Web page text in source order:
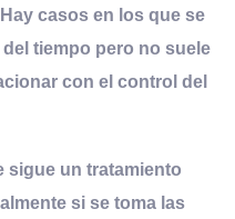
casos en los que se
tiempo pero no suele
con el control del
sigue un tratamiento
si se toma las